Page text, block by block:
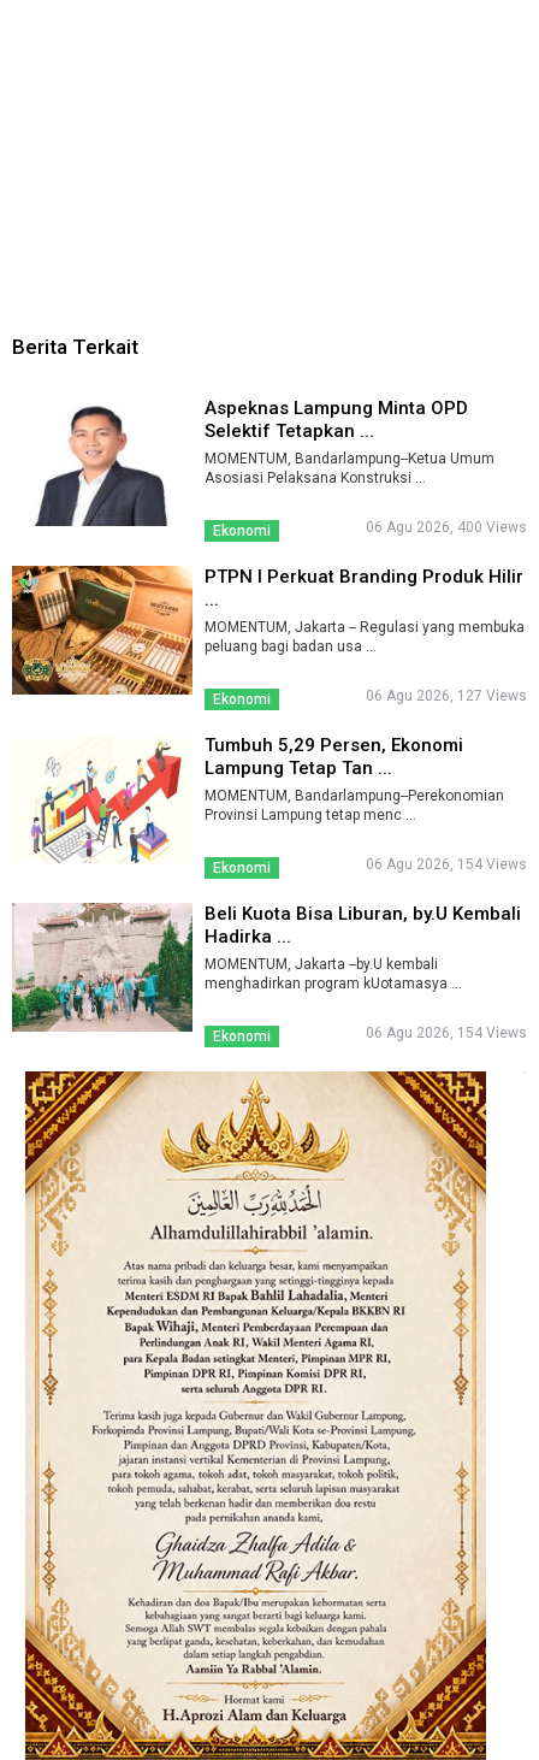
Berita Terkait
Aspeknas Lampung Minta OPD
Selektif Tetapkan ...
MOMENTUM, Bandarlampung--Ketua Umum
Asosiasi Pelaksana Konstruksi ...
Ekonomi 06 Agu 2026, 400 Views
PTPN I Perkuat Branding Produk Hilir
...
MOMENTUM, Jakarta -- Regulasi yang membuka
peluang bagi badan usa ...
Ekonomi 06 Agu 2026, 127 Views
Tumbuh 5,29 Persen, Ekonomi
Lampung Tetap Tan ...
MOMENTUM, Bandarlampung--Perekonomian
Provinsi Lampung tetap menc ...
Ekonomi 06 Agu 2026, 154 Views
Beli Kuota Bisa Liburan, by.U Kembali
Hadirka ...
MOMENTUM, Jakarta --by.U kembali
Ekonomi 06 Agu 2026, 154 Views